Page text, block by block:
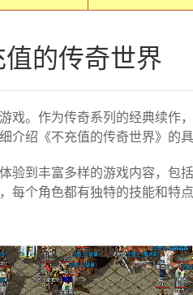
值的传奇世界
戏。作为传奇系列的经典续作
介绍《不充值的传奇世界》的具
验到丰富多样的游戏内容，包
每个角色都有独特的技能和特